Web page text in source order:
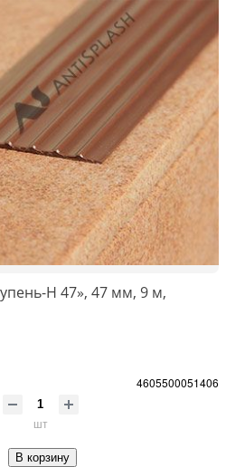
Н 47», 47 мм, 9 м,
4605500051406
шт
В корзину